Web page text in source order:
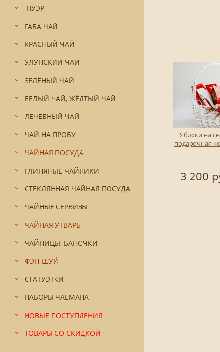
ПУЭР
ГАБА ЧАЙ
КРАСНЫЙ ЧАЙ
УЛУНСКИЙ ЧАЙ
ЗЕЛЁНЫЙ ЧАЙ
БЕЛЫЙ ЧАЙ, ЖЁЛТЫЙ ЧАЙ
ЛЕЧЕБНЫЙ ЧАЙ
ЧАЙ НА ПРОБУ
ЧАЙНАЯ ПОСУДА
ГЛИНЯНЫЕ ЧАЙНИКИ
СТЕКЛЯННАЯ ЧАЙНАЯ ПОСУДА
ЧАЙНЫЕ СЕРВИЗЫ
ЧАЙНАЯ УТВАРЬ
ЧАЙНИЦЫ, БАНОЧКИ
ФЭН-ШУЙ
СТАТУЭТКИ
НАБОРЫ ЧАЕМАНА
НОВЫЕ ПОСТУПЛЕНИЯ
ТОВАРЫ СО СКИДКОЙ
"Яблоки на
подарочная
3 200